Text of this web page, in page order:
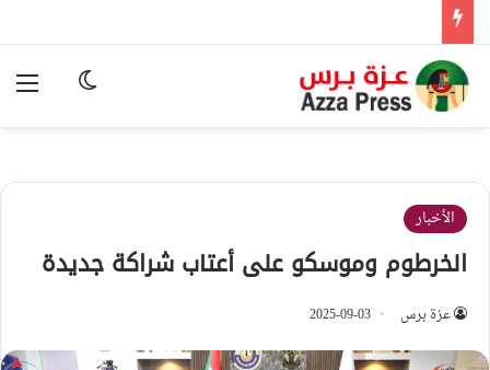
الوضع
الأخبار
الخرطوم وموسكو على أعتاب شراكة جديدة
عزة برس 2025-09-03